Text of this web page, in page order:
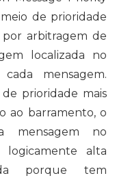
meio de prioridade
arbitragem de
localizada no
mensagem.
prioridade mais
ao barramento, o
mensagem no
logicamente alta
porque tem